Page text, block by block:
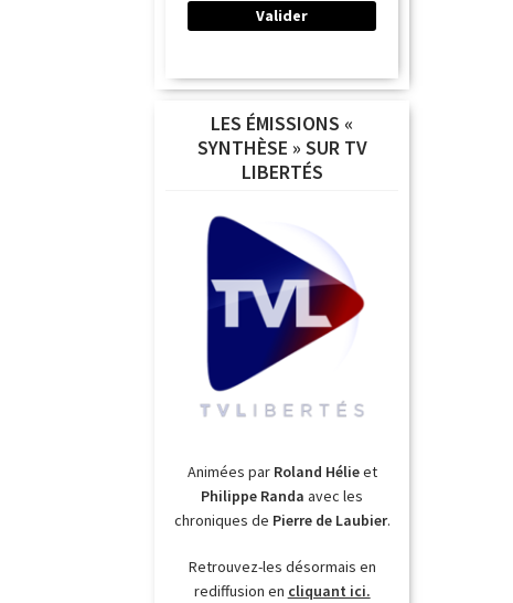
LES ÉMISSIONS «
SYNTHÈSE » SUR TV
LIBERTÉS
Animées par Roland Hélieet
Philippe Randa avec les
chroniques de Pierre de Laubier.
Retrouvez-les désormais en
rediffusion en cliquant ici.